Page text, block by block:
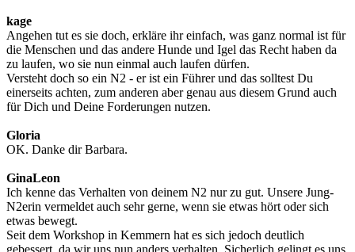
kage
Angehen tut es sie doch, erkläre ihr einfach, was ganz normal ist für
die Menschen und das andere Hunde und Igel das Recht haben da
zu laufen, wo sie nun einmal auch laufen dürfen.
Versteht doch so ein N2 - er ist ein Führer und das solltest Du
einerseits achten, zum anderen aber genau aus diesem Grund auch
für Dich und Deine Forderungen nutzen.
Gloria
OK. Danke dir Barbara.
GinaLeon
Ich kenne das Verhalten von deinem N2 nur zu gut. Unsere Jung-
N2erin vermeldet auch sehr gerne, wenn sie etwas hört oder sich
etwas bewegt.
Seit dem Workshop in Kemmern hat es sich jedoch deutlich
gebessert, da wir uns nun anders verhalten. Sicherlich gelingt es uns